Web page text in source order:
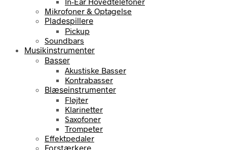
Mikrofoner & Optagelse
Pladespillere
Pickup
Soundbars
Musikinstrumenter
Basser
Akustiske Basser
Kontrabasser
Blæseinstrumenter
Fløjter
Klarinetter
Saxofoner
Trompeter
Effektpedaler
Forstærkere